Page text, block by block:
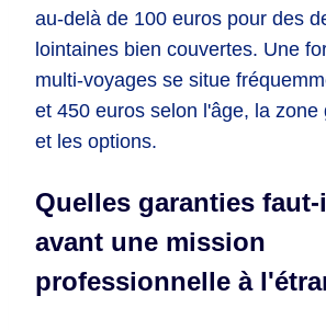
au-delà de 100 euros pour des
lointaines bien couvertes. Une
multi-voyages se situe
et 450 euros selon l'âge, la zone
et les options.
Quelles garanties
avant une mission
professionnelle à